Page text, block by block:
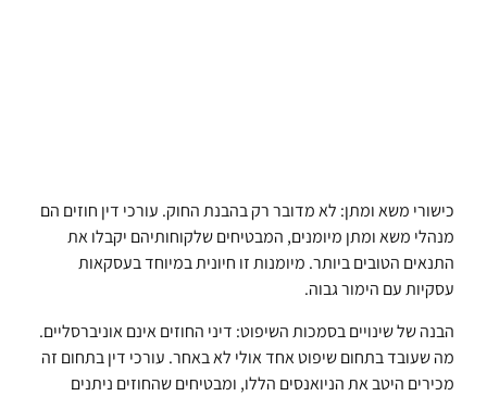
כישורי משא ומתן: לא מדובר רק בהבנת החוק. עורכי דין חוזים הם
מנהלי משא ומתן מיומנים, המבטיחים שלקוחותיהם יקבלו את
התנאים הטובים ביותר. מיומנות זו חיונית במיוחד בעסקאות
עסקיות עם הימור גבוה.
הבנה של שינויים בסמכות השיפוט: דיני החוזים אינם אוניברסליים.
מה שעובד בתחום שיפוט אחד אולי לא באחר. עורכי דין בתחום זה
מכירים היטב את הניואנסים הללו, ומבטיחים שהחוזים ניתנים